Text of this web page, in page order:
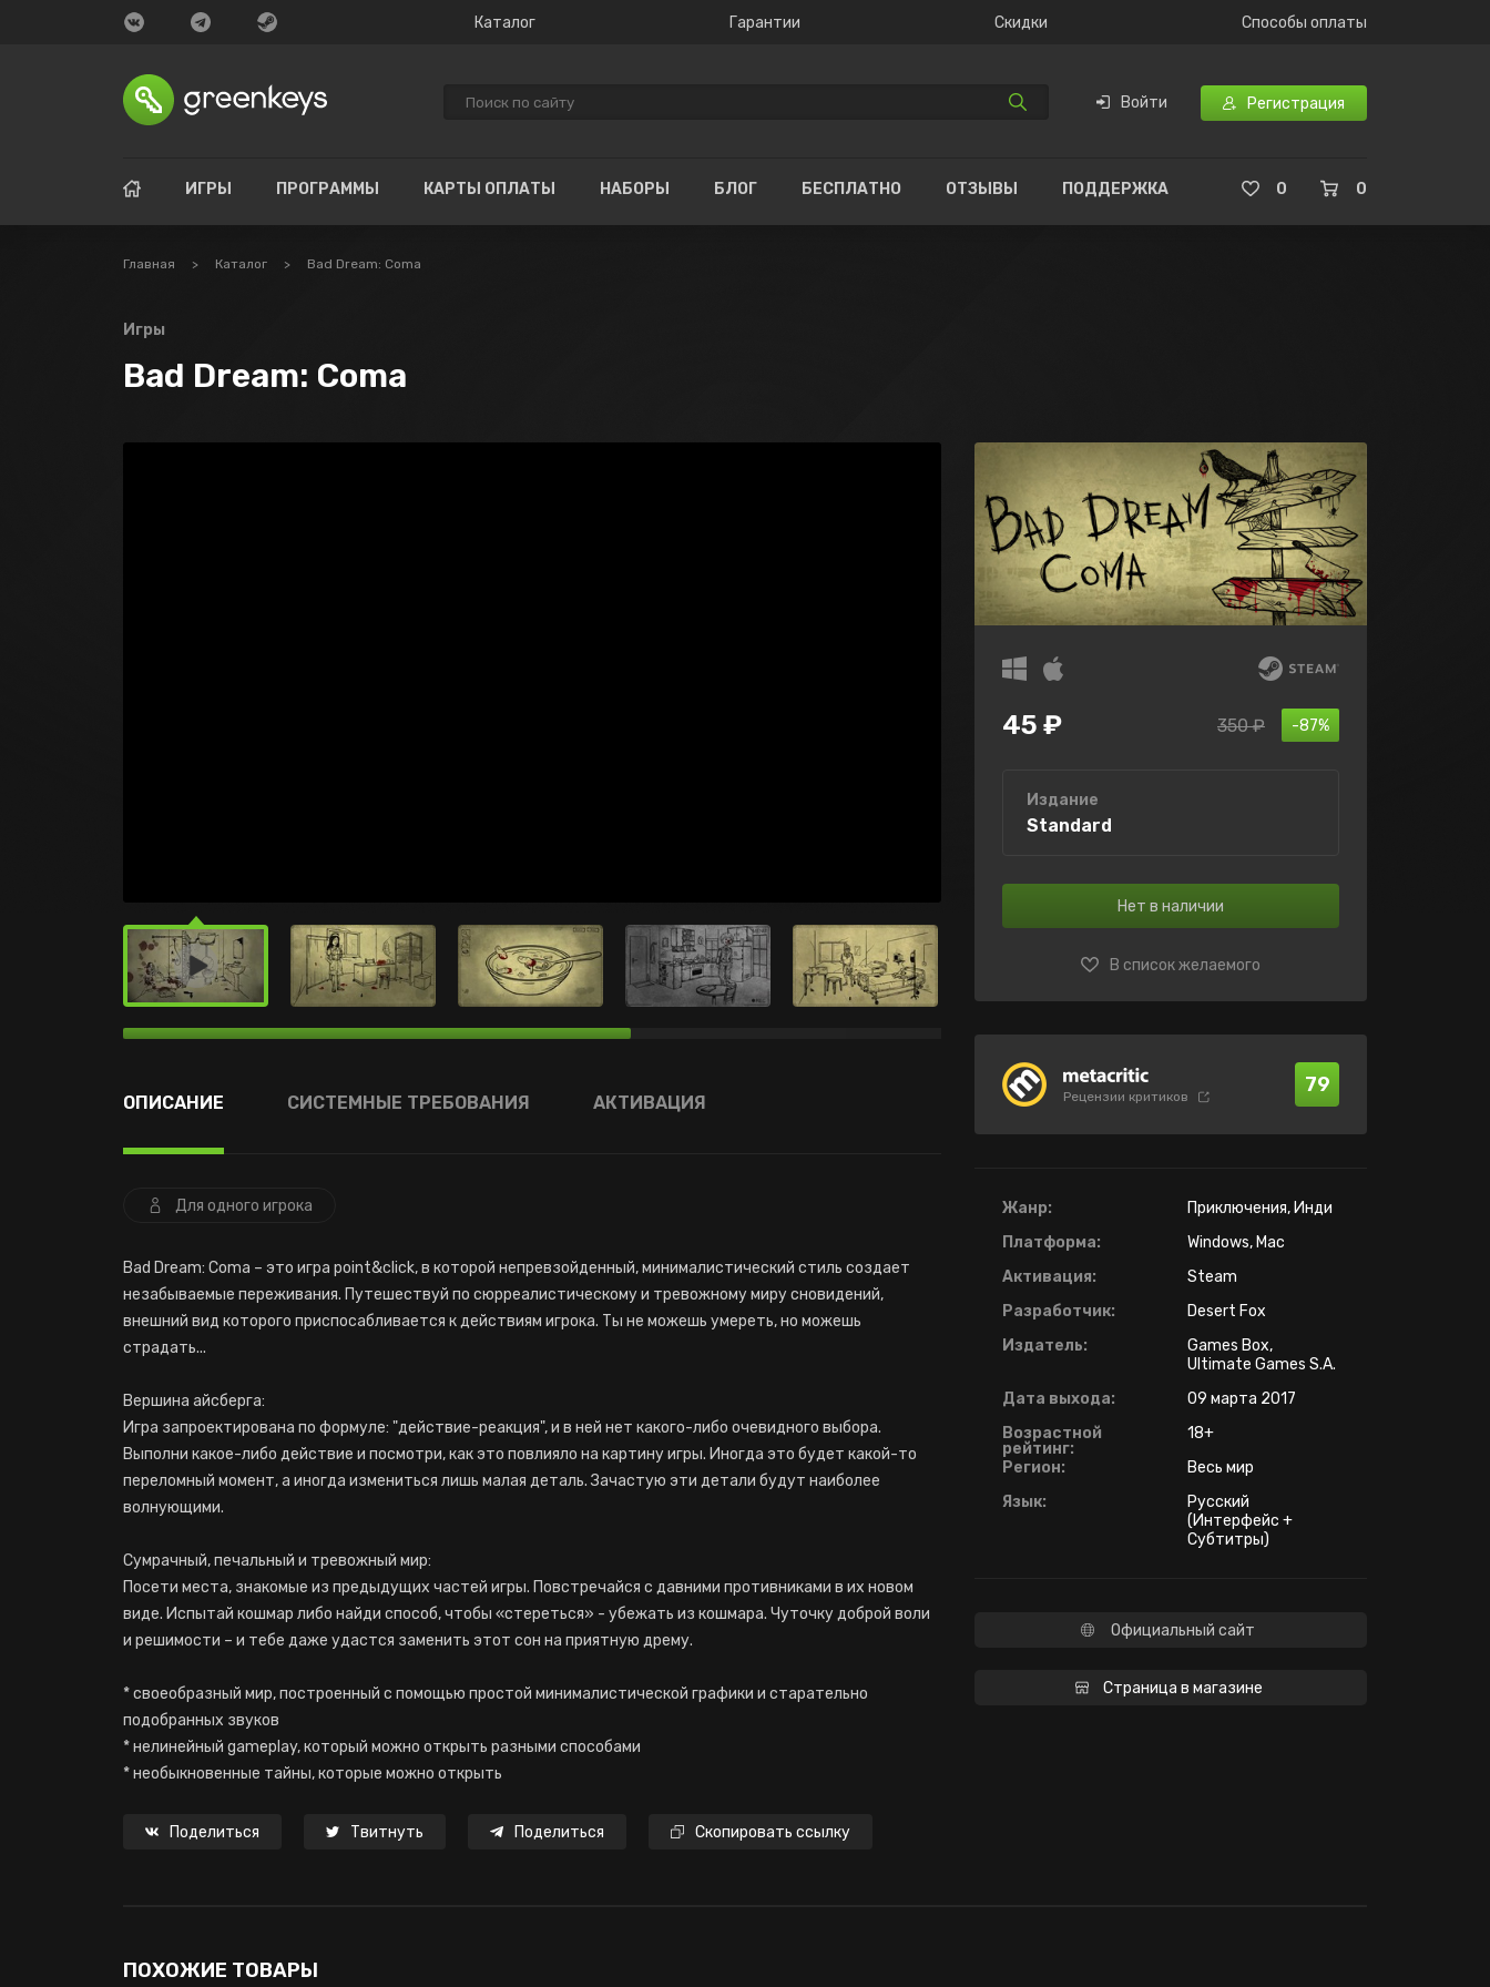
Каталог Гарантии Скидки Способы оплаты
Войти Регистрация
ИГРЫ ПРОГРАММЫ КАРТЫ ОПЛАТЫ НАБОРЫ БЛОГ БЕСПЛАТНО ОТЗЫВЫ ПОДДЕРЖКА 0
0
Главная > Каталог > Bad Dream: Coma
Игры
Bad Dream: Coma
ОПИСАНИЕ СИСТЕМНЫЕ ТРЕБОВАНИЯ АКТИВАЦИЯ
Для одного игрока
Bad Dream: Coma – это игра point&click, в которой непревзойденный, минималистический стиль создает
незабываемые переживания. Путешествуй по сюрреалистическому и тревожному миру сновидений,
внешний вид которого приспосабливается к действиям игрока. Ты не можешь умереть, но можешь
страдать...
Вершина айсберга:
Игра запроектирована по формуле: "действие-реакция", и в ней нет какого-либо очевидного выбора.
Выполни какое-либо действие и посмотри, как это повлияло на картину игры. Иногда это будет какой-то
переломный момент, а иногда измениться лишь малая деталь. Зачастую эти детали будут наиболее
волнующими.
Сумрачный, печальный и тревожный мир:
Посети места, знакомые из предыдущих частей игры. Повстречайся с давними противниками в их новом
виде. Испытай кошмар либо найди способ, чтобы «стереться» - убежать из кошмара. Чуточку доброй воли
и решимости – и тебе даже удастся заменить этот сон на приятную дрему.
* своеобразный мир, построенный с помощью простой минималистической графики и старательно
подобранных звуков
* нелинейный gameplay, который можно открыть разными способами
* необыкновенные тайны, которые можно открыть
Поделиться Твитнуть Поделиться Скопировать ссылку
45 ₽ -87%
350 ₽
Издание
Standard
Нет в наличии
В список желаемого
Рецензии критиков 79
Жанр:
Приключения, Инди
Платформа:
Windows, Mac
Активация:
Steam
Разработчик:
Desert Fox
Издатель:
Games Box,
Ultimate Games S.A.
Дата выхода:
09 марта 2017
Возрастной
рейтинг:
18+
Регион:
Весь мир
Язык:
Русский
(Интерфейс +
Субтитры)
Официальный сайт
Страница в магазине
ПОХОЖИЕ ТОВАРЫ